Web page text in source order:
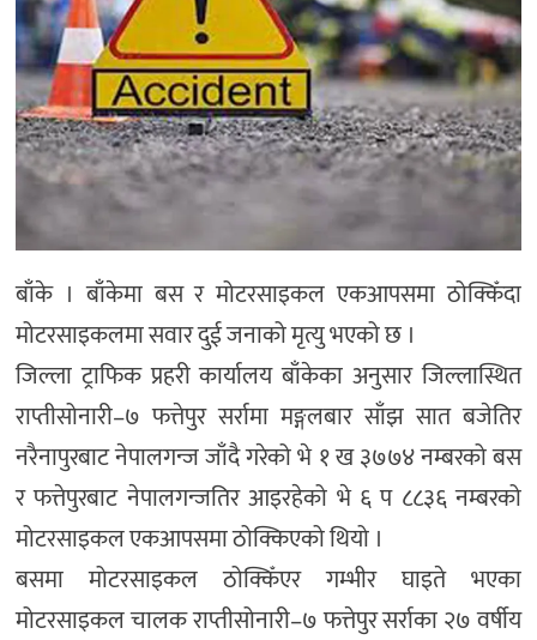
बाँके । बाँकेमा बस र मोटरसाइकल एकआपसमा ठोक्किँदा
मोटरसाइकलमा सवार दुई जनाको मृत्यु भएको छ ।
जिल्ला ट्राफिक प्रहरी कार्यालय बाँकेका अनुसार जिल्लास्थित
राप्तीसोनारी–७ फत्तेपुर सर्रामा मङ्गलबार साँझ सात बजेतिर
नरैनापुरबाट नेपालगन्ज जाँदै गरेको भे १ ख ३७७४ नम्बरको बस
र फत्तेपुरबाट नेपालगन्जतिर आइरहेको भे ६ प ८८३६ नम्बरको
मोटरसाइकल एकआपसमा ठोक्किएको थियो ।
बसमा मोटरसाइकल ठोक्किँएर गम्भीर घाइते भएका
मोटरसाइकल चालक राप्तीसोनारी–७ फत्तेपुर सर्राका २७ वर्षीय